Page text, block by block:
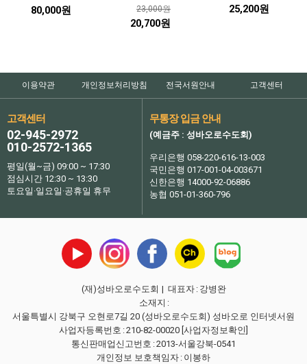
80,000원 23,000원
20,700원
25,200원
이용약관 개인정보처리방침 전국서원안내 고객센터
고객센터
02-945-2972
010-2572-1365
평일(월~금) 09:00 ~ 17:30
점심시간 12:30 ~ 13:30
토요일·일요일·공휴일 휴무
무통장 입금 안내
(예금주 : 성바오로수도회)
우리은행 058-220-616-13-003
국민은행 017-001-04-003671
신한은행 14000-92-06886
농협 051-01-360-796
(재)성바오로수도회 | 대표자 : 강병완
소재지 :
서울특별시 강북구 오현로7길 20 (성바오로수도회) 성바오로 인터넷서원
사업자등록번호 :210-82-00020 [사업자정보확인]
통신판매업신고번호 :2013-서울강북-0541
개인정보 보호책임자 : 이봉하